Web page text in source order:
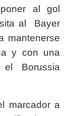
al gol
al Bayer
mantenerse
y con una
el Borussia
marcador a